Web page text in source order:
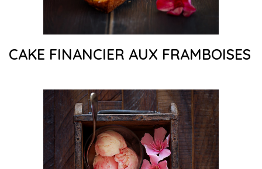
CAKE FINANCIER AUX FRAMBOISES